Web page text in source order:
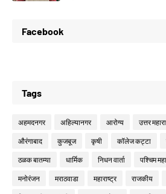
Facebook
Tags
अहमदनगर अहिल्यानगर आरोग्य उत्तर
औरंगाबाद कुजबूज कृषी कॉलेज कट्टा
ठळक बातम्या धार्मिक निधन वार्ता पश्चिम
मनोरंजन मराठवाडा महाराष्ट्र राजकीय